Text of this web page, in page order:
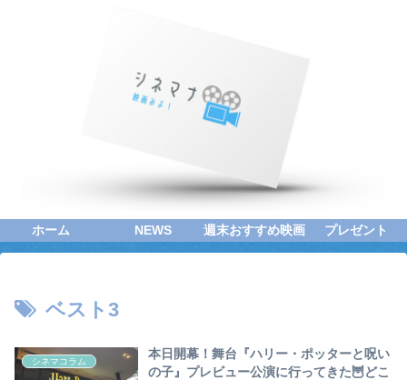
ホーム NEWS 週末おすすめ映画 プレゼント
ベスト3
シネマコラム
本日開幕！舞台『ハリー・ポッターと呪い
の子』プレビュー公演に行ってきた🦉どこ